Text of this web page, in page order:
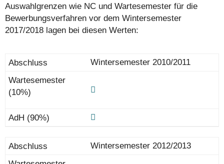
Auswahlgrenzen wie NC und Wartesemester für die
Bewerbungsverfahren vor dem Wintersemester
2017/2018 lagen bei diesen Werten:
Wintersemester 2010/2011
Wintersemester 2012/2013